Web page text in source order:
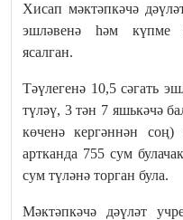
Хисап мәктәпкәчә
эшләвенә һәм күпме
ясалган.
Тәүлегенә 10,5 сәгать
түләү, 3 тән 7 яшькәчә
көченә кергәннән соң)
артканда 755 сум
сум түләнә торган була.
Мәктәпкәчә дәүләт